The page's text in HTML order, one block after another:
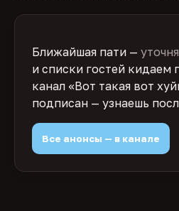
Ближайшая пати —
и списки гостей кидаем
канал «Вот такая вот
подписан — узнаешь
Все анонсы — в канале